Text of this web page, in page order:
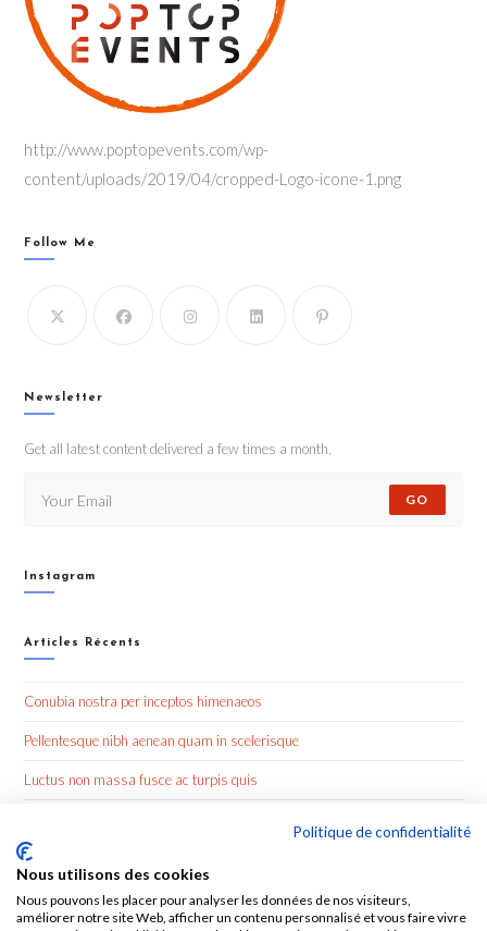
http://www.poptopevents.com/wp-
content/uploads/2019/04/cropped-Logo-icone-1.png
Follow Me
Newsletter
Get all latest content delivered a few times a month.
GO
Instagram
Articles Récents
Conubia nostra per inceptos himenaeos
Pellentesque nibh aenean quam in scelerisque
Luctus non massa fusce ac turpis quis
Politique de confidentialité
Nous utilisons des cookies
Nous pouvons les placer pour analyser les données de nos visiteurs,
améliorer notre site Web, afficher un contenu personnalisé et vous faire vivre